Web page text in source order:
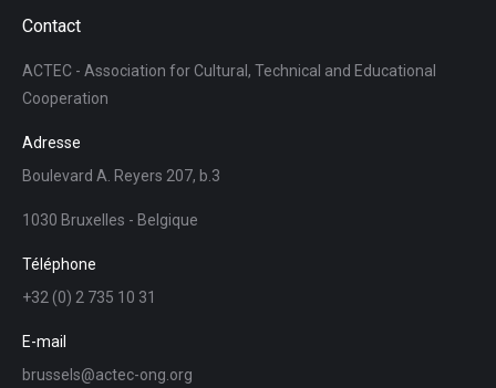
Contact
ACTEC - Association for Cultural, Technical and Educational
Cooperation
Adresse
Boulevard A. Reyers 207, b.3
1030 Bruxelles - Belgique
Téléphone
+32 (0) 2 735 10 31
E-mail
brussels@actec-ong.org